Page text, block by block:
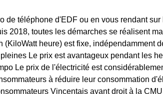
de téléphone d'EDF ou en vous rendant sur
2018, toutes les démarches se réalisent
heure) est fixe, indépendamment
Le prix est avantageux pendant les
Le prix de l'électricité est
à réduire leur consommation
Vincentais ayant droit à la CMU